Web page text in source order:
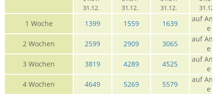
31.12.
31.12.
31.12.
1 Woche 1399 1559 1639
auf
e
2 Wochen
2599 2909 3065
auf
e
3 Wochen
3819 4289 4525
auf
e
4 Wochen
4649 5269 5579
auf
e